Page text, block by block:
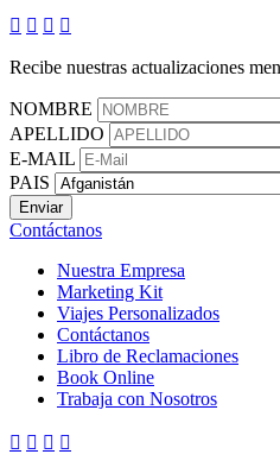
   
Recibe nuestras actualizaciones
NOMBRE
APELLIDO
E-MAIL
PAIS
Contáctanos
Nuestra Empresa
Marketing Kit
Viajes Personalizados
Contáctanos
Libro de Reclamaciones
Book Online
Trabaja con Nosotros
   